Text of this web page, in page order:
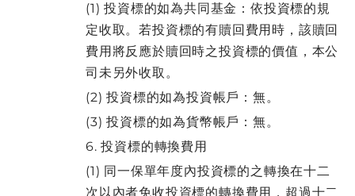
(1) 投資標的如為共同基金：依投資標的規
定收取。若投資標的有贖回費用時，該贖回
費用將反應於贖回時之投資標的價值，本公
司未另外收取。
(2) 投資標的如為投資帳戶：無。
(3) 投資標的如為貨幣帳戶：無。
6. 投資標的轉換費用
(1) 同一保單年度內投資標的之轉換在十二
次以內者免收投資標的轉換費用，超過十二